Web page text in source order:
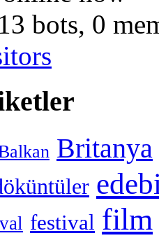
13 bots, 0
Britanya
festival film